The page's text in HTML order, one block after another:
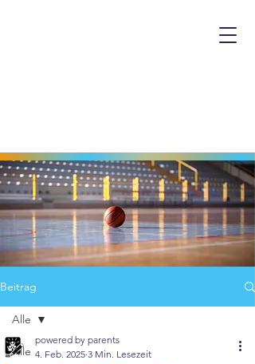
Beitrag
Alle
Alle
powered by parents
4. Feb. 2025 3 Min. Lesezeit